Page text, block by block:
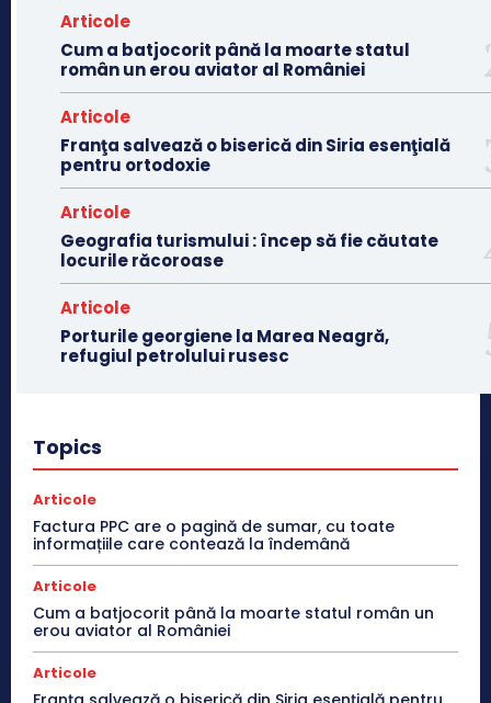
Articole
Cum a batjocorit până la moarte statul
român un erou aviator al României
Articole
Franţa salvează o biserică din Siria esenţială
pentru ortodoxie
Articole
Geografia turismului : încep să fie căutate
locurile răcoroase
Articole
Porturile georgiene la Marea Neagră,
refugiul petrolului rusesc
Topics
Articole
Factura PPC are o pagină de sumar, cu toate
informațiile care contează la îndemână
Articole
Cum a batjocorit până la moarte statul român un
erou aviator al României
Articole